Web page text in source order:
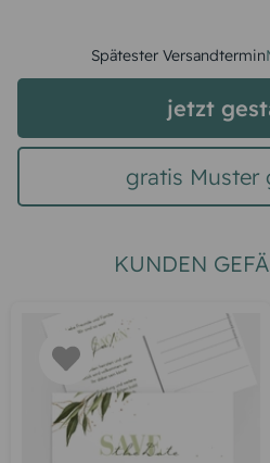
Spätester Versandtermin
jetzt
gratis Muster
KUNDEN